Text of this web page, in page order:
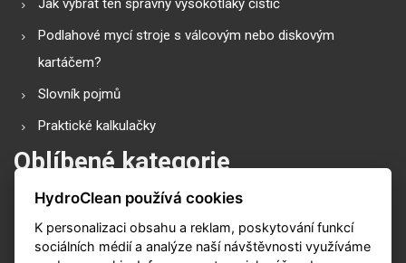
Jak vybrat ten správný vysokotlaký čistič
Podlahové mycí stroje s válcovým nebo diskovým
kartáčem?
Slovník pojmů
Praktické kalkulačky
Oblíbené kategorie
Průmyslové vysavače
Vysokotlaké čističe
HydroClean používá cookies
K personalizaci obsahu a reklam, poskytování funkcí
sociálních médií a analýze naší návštěvnosti využíváme